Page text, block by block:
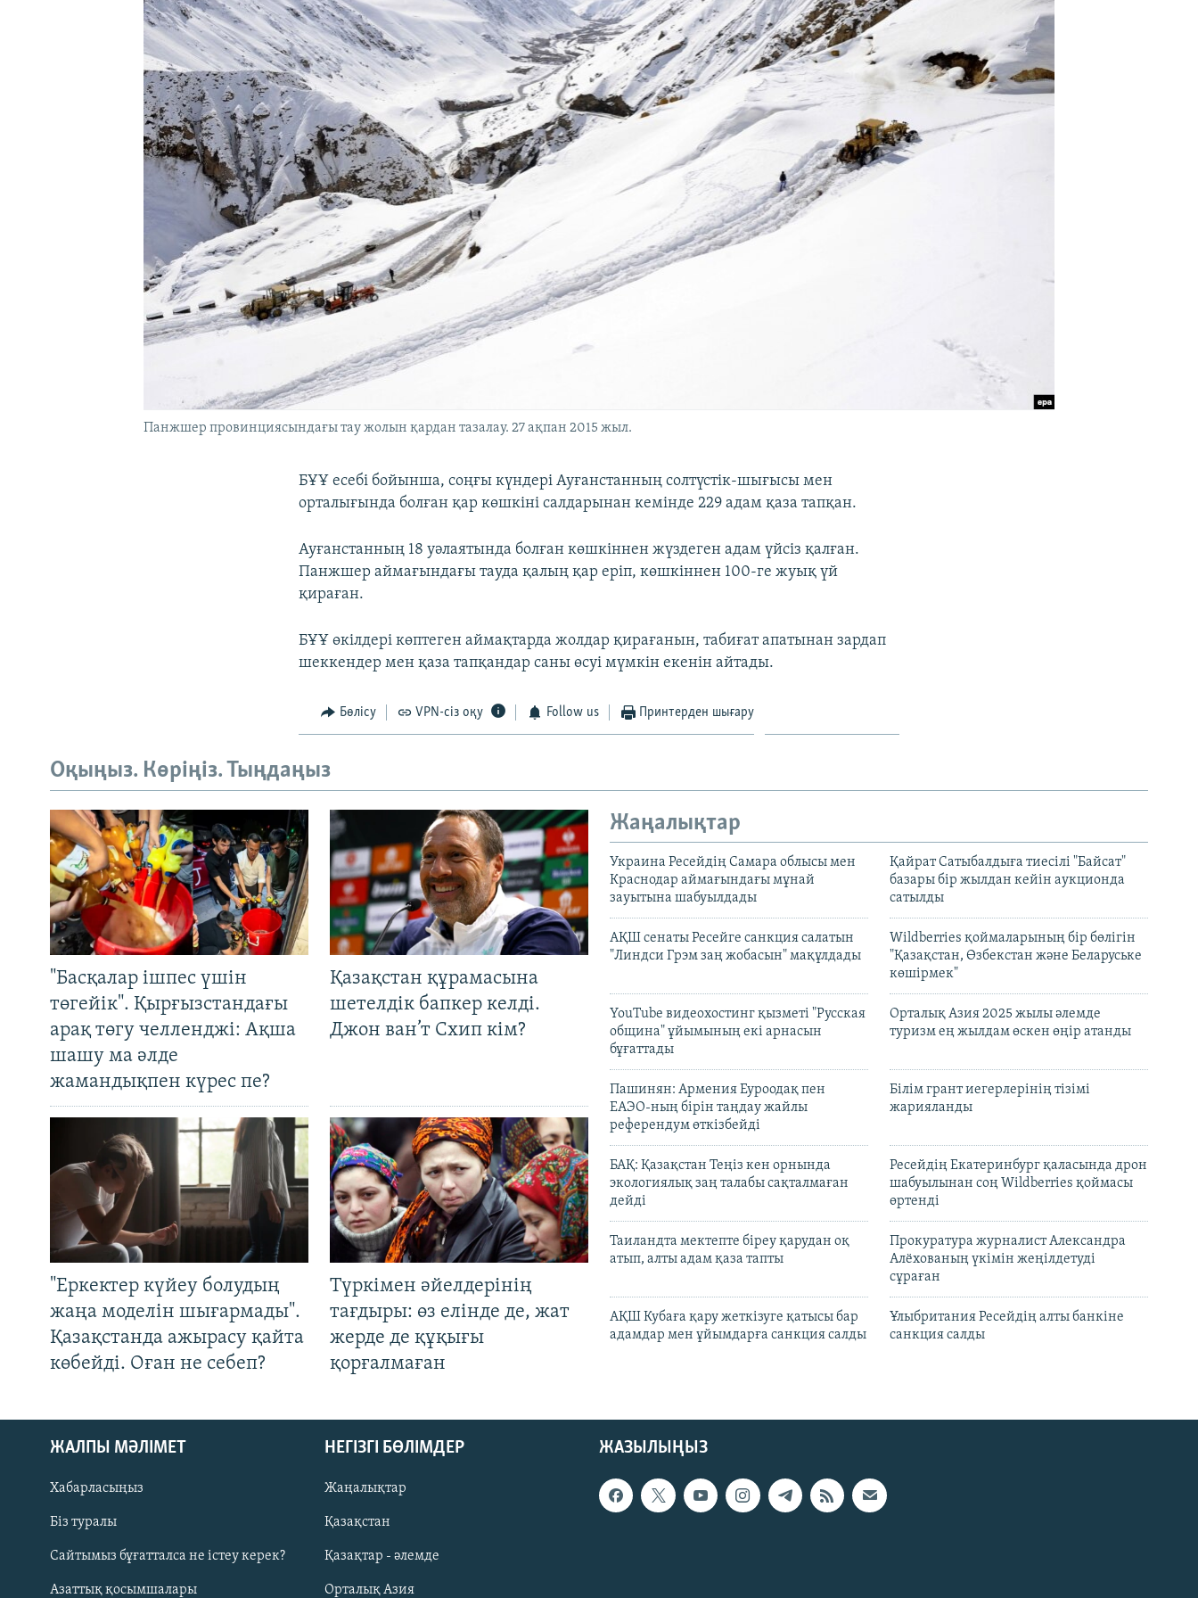
Русский
Панжшер провинциясындағы тау жолын қардан тазалау. 27 ақпан 2015 жыл.
БҰҰ есебі бойынша, соңғы күндері Ауғанстанның солтүстік-шығысы мен
орталығында болған қар көшкіні салдарынан кемінде 229 адам қаза тапқан.
Ауғанстанның 18 уәлаятында болған көшкіннен жүздеген адам үйсіз қалған.
Панжшер аймағындағы тауда қалың қар еріп, көшкіннен 100-ге жуық үй
қираған.
БҰҰ өкілдері көптеген аймақтарда жолдар қирағанын, табиғат апатынан зардап
шеккендер мен қаза тапқандар саны өсуі мүмкін екенін айтады.
Бөлісу VPN-сіз оқу Follow us Принтерден шығару
Оқыңыз. Көріңіз. Тыңдаңыз
"Басқалар ішпес үшін
төгейік". Қырғызстандағы
арақ төгу челленджі: Ақша
шашу ма әлде
жамандықпен күрес пе?
Қазақстан құрамасына
шетелдік бапкер келді.
Джон ван’т Схип кім?
"Еркектер күйеу болудың
жаңа моделін шығармады".
Қазақстанда ажырасу қайта
көбейді. Оған не себеп?
Түркімен әйелдерінің
тағдыры: өз елінде де, жат
жерде де құқығы
қорғалмаған
Жаңалықтар
Украина Ресейдің Самара облысы мен
Краснодар аймағындағы мұнай
зауытына шабуылдады
Қайрат Сатыбалдыға тиесілі "Байсат"
базары бір жылдан кейін аукционда
сатылды
АҚШ сенаты Ресейге санкция салатын
"Линдси Грэм заң жобасын" мақұлдады
Wildberries қоймаларының бір бөлігін
"Қазақстан, Өзбекстан және Беларуське
көшірмек"
YouTube видеохостинг қызметі "Русская
община" ұйымының екі арнасын
бұғаттады
Орталық Азия 2025 жылы әлемде
туризм ең жылдам өскен өңір атанды
Пашинян: Армения Еуроодақ пен
ЕАЭО-ның бірін таңдау жайлы
референдум өткізбейді
Білім грант иегерлерінің тізімі
жарияланды
БАҚ: Қазақстан Теңіз кен орнында
экологиялық заң талабы сақталмаған
дейді
Ресейдің Екатеринбург қаласында дрон
шабуылынан соң Wildberries қоймасы
өртенді
Таиландта мектепте біреу қарудан оқ
атып, алты адам қаза тапты
Прокуратура журналист Александра
Алёхованың үкімін жеңілдетуді
сұраған
АҚШ Кубаға қару жеткізуге қатысы бар
адамдар мен ұйымдарға санкция салды
Ұлыбритания Ресейдің алты банкіне
санкция салды
ЖАЗЫЛЫҢЫЗ
ЖАЛПЫ МӘЛІМЕТ
Хабарласыңыз
Біз туралы
Сайтымыз бұғатталса не істеу керек?
Азаттық қосымшалары
НЕГІЗГІ БӨЛІМДЕР
Жаңалықтар
Қазақстан
Қазақтар - әлемде
Орталық Азия